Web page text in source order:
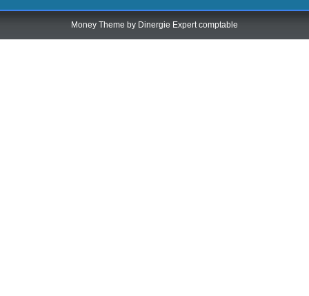
Money Theme by Dinergie Expert comptable